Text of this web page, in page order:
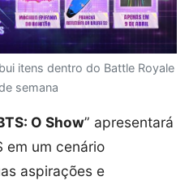
itens dentro do Battle Royale
semana
O Show” apresentará
em um cenário
aspirações e